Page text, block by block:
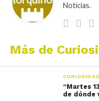
Noticias.
Más de
“Martes
de dónde